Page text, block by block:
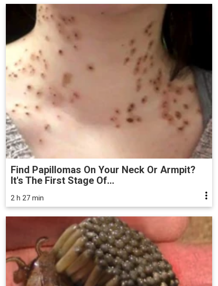
Find Papillomas On Your Neck Or Armpit?
It's The First Stage Of...
2 h 27 min